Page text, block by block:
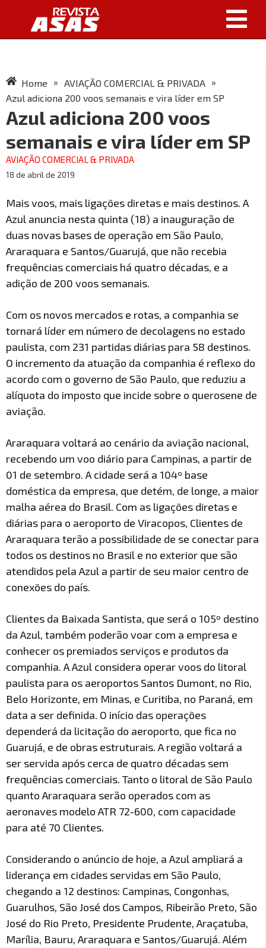
Home » AVIAÇÃO COMERCIAL & PRIVADA »
Azul adiciona 200 voos semanais e vira líder em SP
Azul adiciona 200 voos
semanais e vira líder em SP
AVIAÇÃO COMERCIAL & PRIVADA
18 de abril de 2019
Mais voos, mais ligações diretas e mais destinos. A
Azul anuncia nesta quinta (18) a inauguração de
duas novas bases de operação em São Paulo,
Araraquara e Santos/Guarujá, que não recebia
frequências comerciais há quatro décadas, e a
adição de 200 voos semanais.
Com os novos mercados e rotas, a companhia se
tornará líder em número de decolagens no estado
paulista, com 231 partidas diárias para 58 destinos.
O incremento da atuação da companhia é reflexo do
acordo com o governo de São Paulo, que reduziu a
alíquota do imposto que incide sobre o querosene de
aviação.
Araraquara voltará ao cenário da aviação nacional,
recebendo um voo diário para Campinas, a partir de
01 de setembro. A cidade será a 104º base
doméstica da empresa, que detém, de longe, a maior
malha aérea do Brasil. Com as ligações diretas e
diárias para o aeroporto de Viracopos, Clientes de
Araraquara terão a possibilidade de se conectar para
todos os destinos no Brasil e no exterior que são
atendidos pela Azul a partir de seu maior centro de
conexões do país.
Clientes da Baixada Santista, que será o 105º destino
da Azul, também poderão voar com a empresa e
conhecer os premiados serviços e produtos da
companhia. A Azul considera operar voos do litoral
paulista para os aeroportos Santos Dumont, no Rio,
Belo Horizonte, em Minas, e Curitiba, no Paraná, em
data a ser definida. O início das operações
dependerá da licitação do aeroporto, que fica no
Guarujá, e de obras estruturais. A região voltará a
ser servida após cerca de quatro décadas sem
frequências comerciais. Tanto o litoral de São Paulo
quanto Araraquara serão operados com as
aeronaves modelo ATR 72-600, com capacidade
para até 70 Clientes.
Considerando o anúncio de hoje, a Azul ampliará a
liderança em cidades servidas em São Paulo,
chegando a 12 destinos: Campinas, Congonhas,
Guarulhos, São José dos Campos, Ribeirão Preto, São
José do Rio Preto, Presidente Prudente, Araçatuba,
Marília, Bauru, Araraquara e Santos/Guarujá. Além